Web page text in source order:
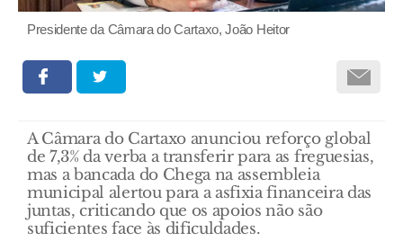
Presidente da Câmara do Cartaxo, João Heitor
A Câmara do Cartaxo anunciou reforço global
de 7,3% da verba a transferir para as freguesias,
mas a bancada do Chega na assembleia
municipal alertou para a asfixia financeira das
juntas, criticando que os apoios não são
suficientes face às dificuldades.